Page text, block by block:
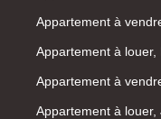
Appartement à
Appartement à
Appartement à
Appartement à louer,